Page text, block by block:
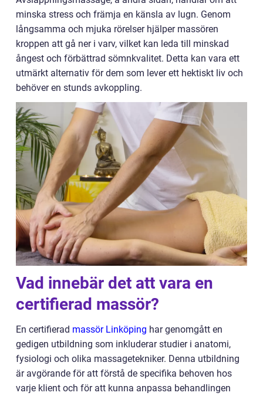
minska stress och främja en känsla av lugn. Genom
långsamma och mjuka rörelser hjälper massören
kroppen att gå ner i varv, vilket kan leda till minskad
ångest och förbättrad sömnkvalitet. Detta kan vara ett
utmärkt alternativ för dem som lever ett hektiskt liv och
behöver en stunds avkoppling.
Vad innebär det att vara en
certifierad massör?
En certifierad massör Linköping har genomgått en
gedigen utbildning som inkluderar studier i anatomi,
fysiologi och olika massagetekniker. Denna utbildning
är avgörande för att förstå de specifika behoven hos
varje klient och för att kunna anpassa behandlingen